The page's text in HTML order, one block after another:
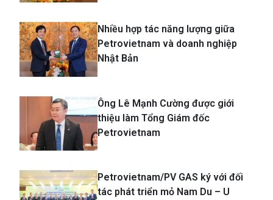
Nhiều hợp tác năng lượng giữa
Petrovietnam và doanh nghiệp
Nhật Bản
Ông Lê Mạnh Cường được giới
thiệu làm Tổng Giám đốc
Petrovietnam
Petrovietnam/PV GAS ký với đối
tác phát triển mỏ Nam Du – U